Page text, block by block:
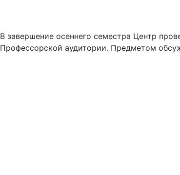
В завершение осеннего семестра Центр
Профессорской аудитории. Предметом